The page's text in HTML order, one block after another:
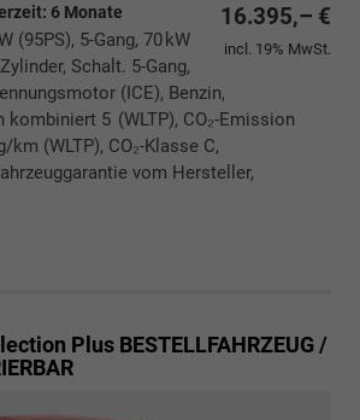
16.395,– €
incl. 19% MwSt.
6 Monate
(95PS), 5-Gang, 70 kW
Schalt. 5-Gang,
(ICE), Benzin,
5 (WLTP), CO₂-Emission
km (WLTP), CO₂-Klasse C,
vom Hersteller,
drucken
Plus BESTELLFAHRZEUG /